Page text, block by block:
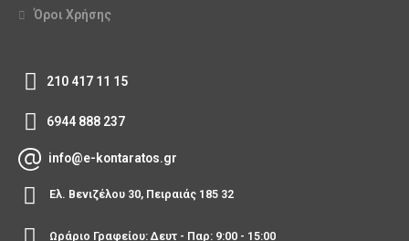
Όροι Χρήσης
210 417 11 15
6944 888 237
info@e-kontaratos.gr
Ελ. Βενιζέλου 30, Πειραιάς 185 32
Ωράριο Γραφείου: Δευτ - Παρ: 9:00 - 15:00